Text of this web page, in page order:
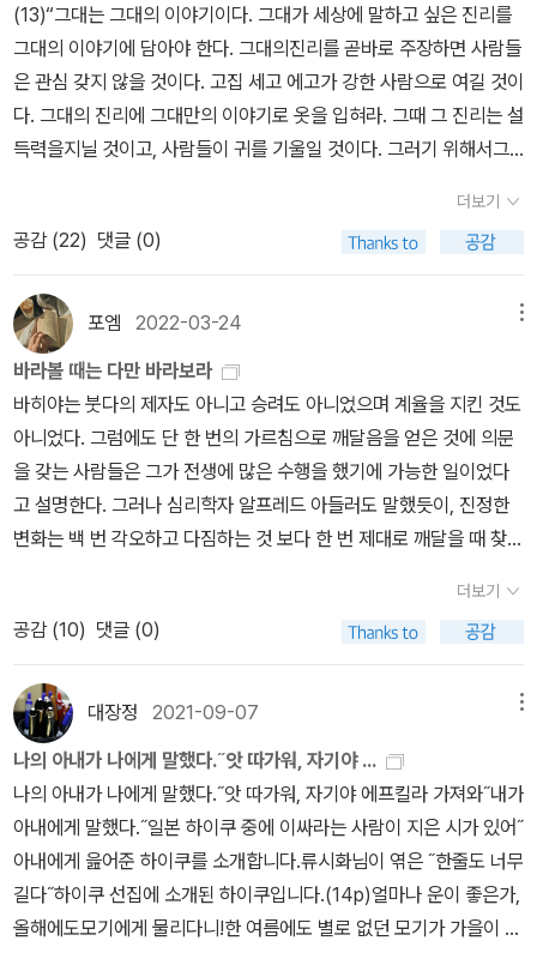
장애물이다. 이 생각을 버리지 않는 한 결코 탄센과 같은 경지에 오르
지 못할 것이다. 탄센에게는남을 이기려는 마음이 없다. 이것이 그가
계속 이기는 이유이다.”======================…어느
골프장에 원숭이가 들어와서 말썽인 적이 있단다. 원숭이가 골프공을
집어 던지거나 공을 들고 도망가기도 했어. 골프장에서는 원숭이를
놓은 해결책으로 그 골프장은 더 많은 사람에게 인기를 얻게 되었다
는구나. 그 해결책은 원숭이를 골프의 룰에 포함시키는 것이었어. 친
공을원숭이가 잡아서 다른 곳에 던지면 그 곳에서 다음 공을 치고, 원
숭이가 공을 집어 홀에 넣으면 홀인원이될 수도 있고 말이야. 그 골프
장에서는 예외적인 상황이 생겨서 골프에 더 재미를 느끼게 된 것이
지. 마치 우리 삶처럼 말이야. 우리 삶이 우리 생각한대로만 흘러가는
경우는 거의 없어. 원숭이가 있는 골프장처럼 뜻하지 않은 일이 발생
할 수도 있잖아. 그렇다고 그걸 취소하고 다시 할 수도 없는 게 우리
인생이잖니. 이원숭이 골프장 우화를 통해서 그런 삶의 자세를 배울
수 있겠구나.======================(205-206)삶은
우리가 의도한 대로 진행될 의무가 없다. 기차가 지연되고, 차는진창
져 버리고 그동안의노력이 무효화된다. 그럴 때 우리는 절망하고, 자
기때문이라며 포기하려는 마음까지 먹는다.==============
========….어떤 문제가 발생했을 때 간혹 회피해보려고 하는 적
이 있단다. 아빠도일생생활이나 회사생활에서 그런 적이 있어. 그런
데 결국에는 더 큰 문제가 되어 나타나는 경우가 있단다. 그럴 때마다
문제를 회피하지 말자고 하면서, 또 어려운 문제에 닥치면회피할 생
각부터 하곤 했단다. 그런 아빠에게 경종을 울리는 문구가 하나 있어
적어본단다.======================(285)문제에맞
서기보다 회피했을 때 문제는 더 커지고 단단해져 우리를 위협한다.
(13)“그대는 그대의 이야기이다. 그대가 세상에 말하고 싶은 진리를
그대의 이야기에 담아야 한다. 그대의진리를 곧바로 주장하면 사람들
은 관심 갖지 않을 것이다. 고집 세고 에고가 강한 사람으로 여길 것이
다. 그대의 진리에 그대만의 이야기로 옷을 입혀라. 그때 그 진리는 설
득력을지닐 것이고, 사람들이 귀를 기울일 것이다. 그러기 위해서그
다.”(26)그때 구루의 시선이 소년이 배웠다고 말한 첫 번째 문장에
꽂혔다. 인도의 초급 교과서는 ‘개’나‘고양이’ 같은 단어들로 시작하지
않는다. 인생의 조언으로 시작한다. 산스크리트어로 된 책의 알파벳
뒤에는다음과 같은 첫 문장이 적혀 있었다.‘화내지 말라. 결과흥분하
지 말라. 이성을 잃지 말라.’그리고 두 번째 문장은 이것이었다.‘진실
을 말하라.언제나 진실만을 말하라.’(56)“그대에게는 뛰어는 음악적
소질이 있는데, 단 한 가지가 문제다. 누군가를 이기려는 욕망이 그것
이다. 훌륭한 음악성과 재능을 가졌음에도 그대의 가슴은 음악이 아
니라 다른 사람을 이기겠다는 일념으로 가득 차 있다. 이 욕망은 그대
를 음악과 완전히 하나가 되지 못하게 하는 장애물이다. 이생각을 버
리지 않는 한 결코 탄센과 같은 경지에 오르지 못할 것이다. 탄센에게
는 남을 이기려는 마음이없다. 이것이 그가 계속 이기는 이유이다.”(8
6)“나는 특별한 진리나 비법을 아는 사람이 아니다. 그저 목발을 집어
나처럼 목발을 내려놓으면 된다. 나에게배울 것은 아무것도 없다. 그
것은 쉽고 간단한 일이다.”(205-206)삶은 우리가 의도한 대로 진행
될 의무가 없다. 기차가지연되고, 차는 진창길에서 고장 나며, 면접 일
정은 틀어지고, 멋진 계획은 엉망이 된다. 잘나가고 있던 중에 갑자기
원숭이가 튀어나와공을 홀컵에서 멀리 던져 버리고 그동안의 노력이
무효화된다. 그럴 때 우리는 절망하고, 자신과 타인을 비난하며, 운명
을 탓한다. 자신이 이 경기에 적합하지 않기 때문이라며 포기하려는
마음까지 먹는다.(252)차이는 각 개인의 인식에서 비롯된다. 즉, 우
더보기
공감 (22) 댓글 (0)
포엠 2022-03-24
바라볼 때는 다만 바라보라
바히야는 붓다의 제자도 아니고 승려도 아니었으며 계율을 지킨 것도
아니었다. 그럼에도 단 한 번의 가르침으로 깨달음을 얻은 것에 의문
을 갖는 사람들은 그가 전생에 많은 수행을 했기에 가능한 일이었다
고 설명한다. 그러나 심리학자 알프레드 아들러도 말했듯이, 진정한
변화는 백 번 각오하고 다짐하는 것 보다 한 번 제대로 깨달을 때 찾아
는 없다.' 붓다가 어부 바히야에게 준 이 아름다운 가르침은 오늘날 명
상 수행에서 자주 인용된다. 보고 듣는 것에 '나'라는 해석자가 개입할
때 왜곡이 시작되고 허구의 세계가 창조된다. 그 해석자는 세상을 있
는 그대로 보는 것이 아니라 자신의 해석대로 믿는다. 그때 우리는 한
그루 나무, 한 송이 꽃, 한 사람의 인간에게서 멀어진다.있는 그대로
더보기
공감 (10) 댓글 (0)
대장정 2021-09-07
나의 아내가 나에게 말했다.˝앗 따가워, 자기야 ...
나의 아내가 나에게 말했다.˝앗 따가워, 자기야 에프킬라 가져와˝내가
아내에게 말했다.˝일본 하이쿠 중에 이싸라는 사람이 지은 시가 있어˝
아내에게 읊어준 하이쿠를 소개합니다.류시화님이 엮은 ˝한줄도 너무
길다˝하이쿠 선집에 소개된 하이쿠입니다.(14p)얼마나 운이 좋은가,
올해에도모기에게 물리다니!한 여름에도 별로 없던 모기가 가을이 왔